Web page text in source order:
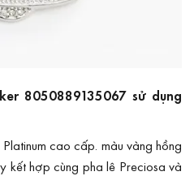
8050889135067 sử dụng
cao cấp. màu vàng hồng
kết hợp cùng pha lê Preciosa và